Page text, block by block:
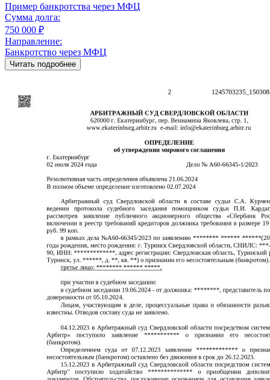
Пример банкротства через МФЦ
Сумма долга:
750 000 ₽
Направление:
Банкротство через МФЦ
Читать подробнее